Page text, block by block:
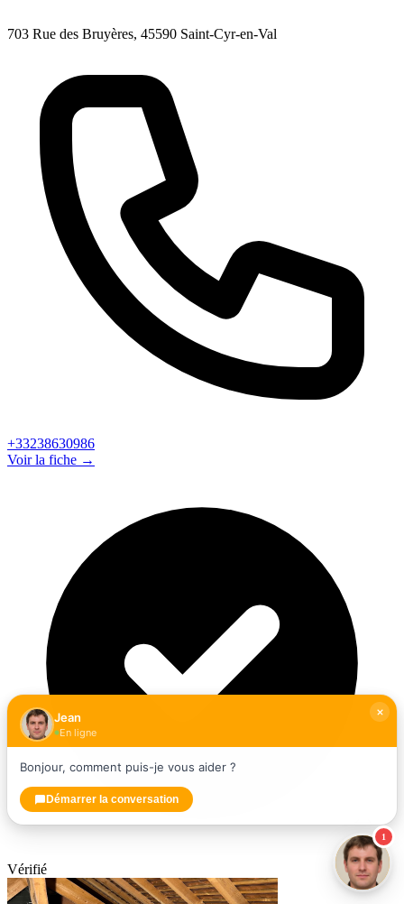
703 Rue des Bruyères, 45590 Saint-Cyr-en-Val
+33238630986
Voir la fiche →
Vérifié
1
Jean
En ligne
Bonjour, comment puis-je vous aider ?
Démarrer la conversation